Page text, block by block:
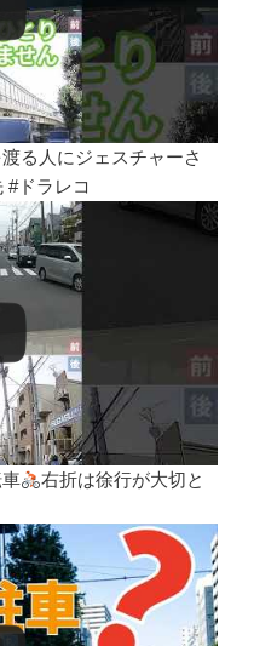
る人にジェスチャーさ
#ドラレコ
右折は徐行が大切と